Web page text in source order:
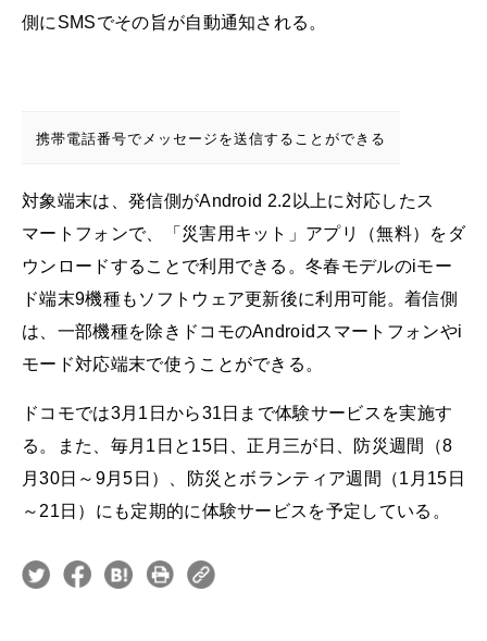
側にSMSでその旨が自動通知される。
携帯電話番号でメッセージを送信することができる
対象端末は、発信側がAndroid 2.2以上に対応したス
マートフォンで、「災害用キット」アプリ（無料）をダ
ウンロードすることで利用できる。冬春モデルのiモー
ド端末9機種もソフトウェア更新後に利用可能。着信側
は、一部機種を除きドコモのAndroidスマートフォンやi
モード対応端末で使うことができる。
ドコモでは3月1日から31日まで体験サービスを実施す
る。また、毎月1日と15日、正月三が日、防災週間（8
月30日～9月5日）、防災とボランティア週間（1月15日
～21日）にも定期的に体験サービスを予定している。